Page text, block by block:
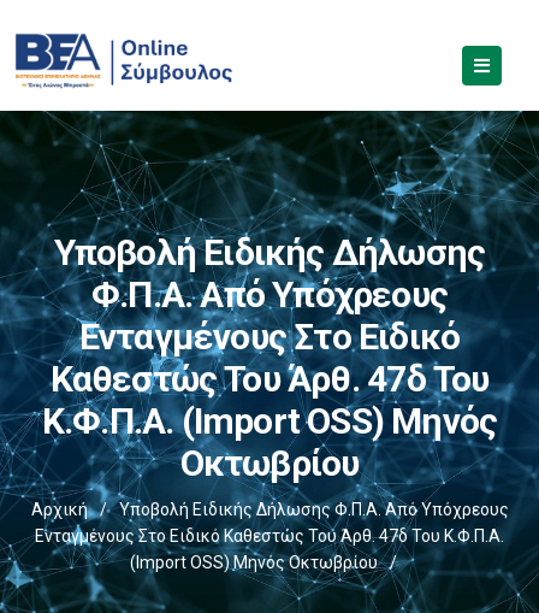
Υποβολή Ειδικής Δήλωσης
Φ.Π.Α. Από Υπόχρεους
Ενταγμένους Στο Ειδικό
Καθεστώς Του Άρθ. 47δ Του
Κ.Φ.Π.Α. (Import OSS) Μηνός
Οκτωβρίου
Αρχική /
Υποβολή Ειδικής Δήλωσης Φ.Π.Α. Από Υπόχρεους
Ενταγμένους Στο Ειδικό Καθεστώς Του Άρθ. 47δ Του Κ.Φ.Π.Α.
(Import OSS) Μηνός Οκτωβρίου
/